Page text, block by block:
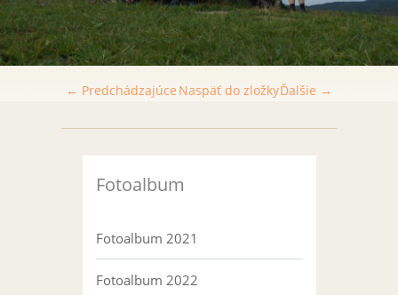
← Predchádzajúce Ďalšie →
Naspäť do zložky
Fotoalbum
Fotoalbum 2021
Fotoalbum 2022